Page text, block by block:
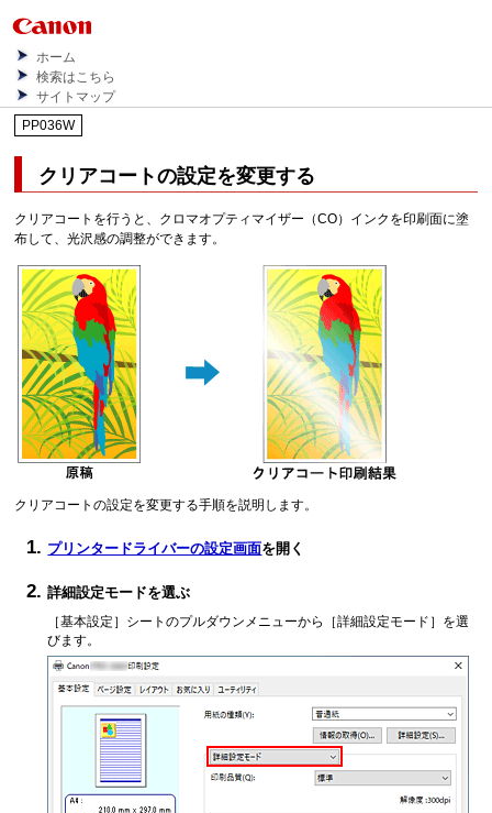
ホーム
検索はこちら
サイトマップ
PP036W
クリアコートの設定を変更する
クリアコートを行うと、クロマオプティマイザー（CO）インクを印刷面に塗
布して、光沢感の調整ができます。
クリアコートの設定を変更する手順を説明します。
プリンタードライバーの設定画面を開く
詳細設定モードを選ぶ
［基本設定］ シートのプルダウンメニューから ［詳細設定モード］ を選
びます。